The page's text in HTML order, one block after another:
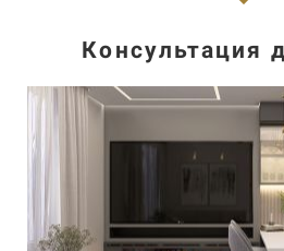
Консультация